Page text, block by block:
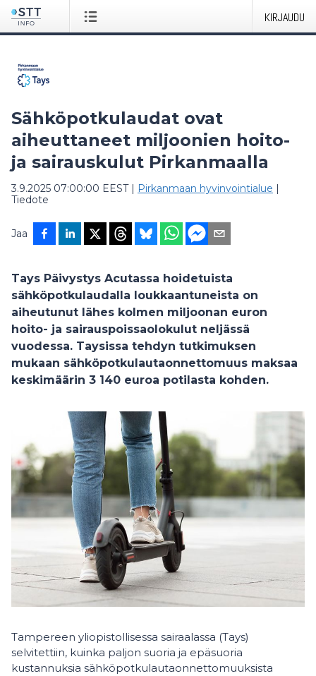
KIRJAUDU
Sähköpotkulaudat ovat
aiheuttaneet miljoonien hoito-
ja sairauskulut Pirkanmaalla
3.9.2025 07:00:00 EEST| Pirkanmaan hyvinvointialue |
Tiedote
Jaa
Tays Päivystys Acutassa hoidetuista
sähköpotkulaudalla loukkaantuneista on
aiheutunut lähes kolmen miljoonan euron
hoito- ja sairauspoissaolokulut neljässä
vuodessa. Taysissa tehdyn tutkimuksen
mukaan sähköpotkulautaonnettomuus maksaa
keskimäärin 3 140 euroa potilasta kohden.
Tampereen yliopistollisessa sairaalassa (Tays)
selvitettiin, kuinka paljon suoria ja epäsuoria
kustannuksia sähköpotkulautaonnettomuuksista